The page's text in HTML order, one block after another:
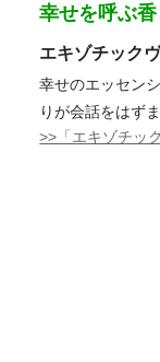
幸せを呼ぶ香
エキゾチック
幸せのエッセン
りが会話をはず
>>「エキゾチッ